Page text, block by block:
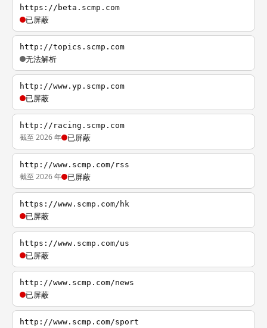
https://beta.scmp.com
已屏蔽
http://topics.scmp.com
无法解析
http://www.yp.scmp.com
已屏蔽
http://racing.scmp.com
截至 2026 年 已屏蔽
http://www.scmp.com/rss
截至 2026 年 已屏蔽
https://www.scmp.com/hk
已屏蔽
https://www.scmp.com/us
已屏蔽
http://www.scmp.com/news
已屏蔽
http://www.scmp.com/sport